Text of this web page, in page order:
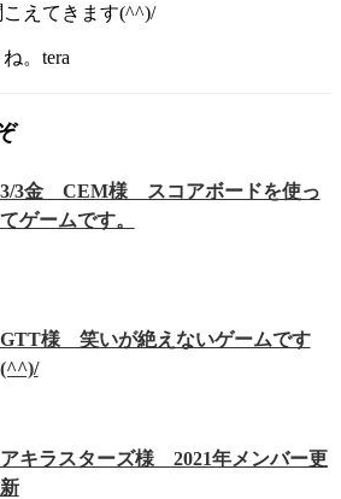
えてきます(^^)/
。tera
3/3金 CEM様 スコアボードを使っ
てゲームです。
GTT様 笑いが絶えないゲームです
(^^)/
アキラスターズ様 2021年メンバー更
新